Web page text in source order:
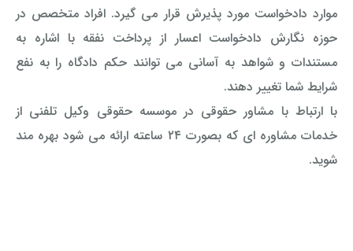
موارد دادخواست مورد پذیرش قرار می گیرد. افراد متخصص در
حوزه نگارش دادخواست اعسار از پرداخت نفقه با اشاره به
مستندات و شواهد به آسانی می توانند حکم دادگاه را به نفع
شرایط شما تغییر دهند.
با ارتباط با مشاور حقوقی در موسسه حقوقی وکیل تلفنی از
خدمات مشاوره ای که بصورت ۲۴ ساعته ارائه می شود بهره مند
شوید.